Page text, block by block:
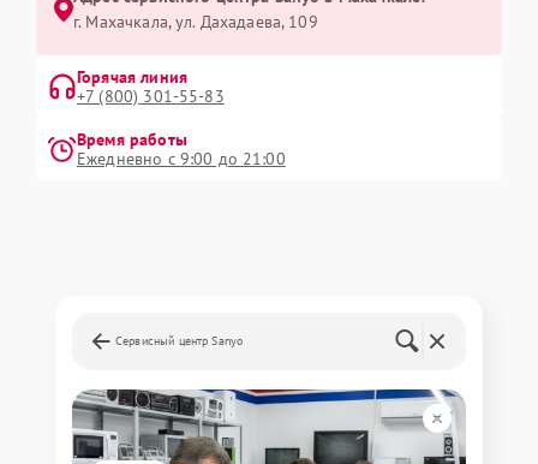
г. Махачкала, ул. Дахадаева, 109
Горячая линия
+7 (800) 301-55-83
Время работы
Ежедневно с 9:00 до 21:00
Сервисный центр Sanyo